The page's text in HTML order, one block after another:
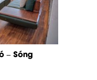
– Sóng